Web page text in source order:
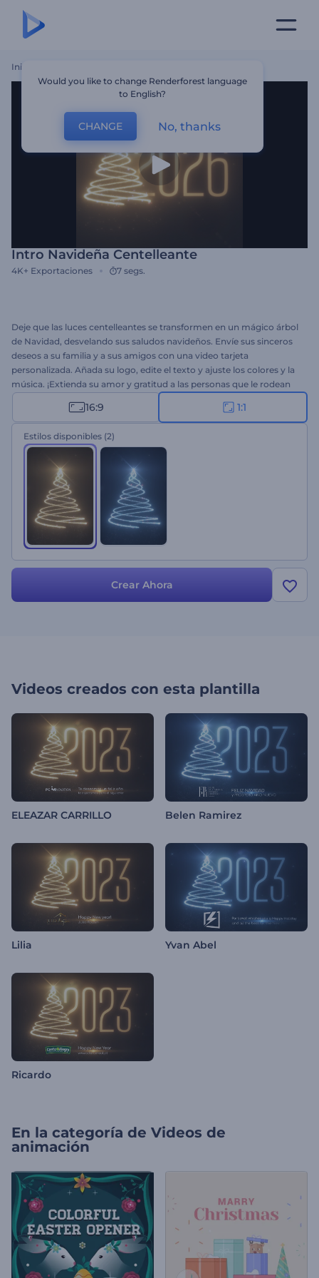
Inicio
Intro Navideña Centelleante
4K+ Exportaciones 7 segs.
Deje que las luces centelleantes se transformen en un mágico árbol
de Navidad, desvelando sus saludos navideños. Envíe sus sinceros
deseos a su familia y a sus amigos con una video tarjeta
personalizada. Añada su logo, edite el texto y ajuste los colores y la
música. ¡Extienda su amor y gratitud a las personas que le rodean
con esta Intro Navideña Centelleante ahora!
16:9 1:1
Estilos disponibles (2)
Crear Ahora
Videos creados con esta plantilla
ELEAZAR CARRILLO Belen Ramirez
Lilia Yvan Abel
Ricardo
En la categoría de Videos de
animación
Would you like to change Renderforest language
to English?
CHANGE No, thanks